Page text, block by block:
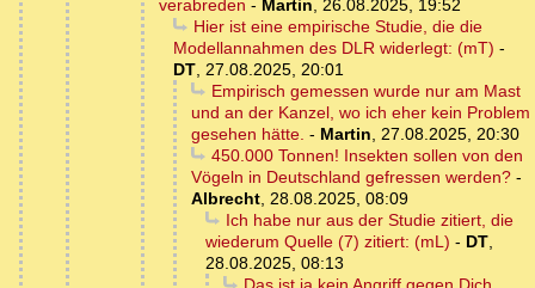
verabreden - Martin, 26.08.2025, 19:52
Hier ist eine empirische Studie, die die
Modellannahmen des DLR widerlegt: (mT) -
DT, 27.08.2025, 20:01
Empirisch gemessen wurde nur am Mast
und an der Kanzel, wo ich eher kein Problem
gesehen hätte. - Martin, 27.08.2025, 20:30
450.000 Tonnen! Insekten sollen von den
Vögeln in Deutschland gefressen werden? -
Albrecht, 28.08.2025, 08:09
Ich habe nur aus der Studie zitiert, die
wiederum Quelle (7) zitiert: (mL) - DT,
28.08.2025, 08:13